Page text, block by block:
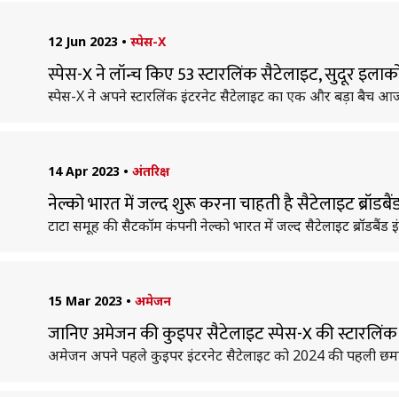
12 Jun 2023 • स्पेस-X
स्पेस-X ने लॉन्च किए 53 स्टारलिंक सैटेलाइट, सुदूर
स्पेस-X ने अपने स्टारलिंक इंटरनेट सैटेलाइट का एक और बड़ा बैच
14 Apr 2023 • अंतरिक्ष
नेल्को भारत में जल्द शुरू करना चाहती है सैटेलाइट
टाटा समूह की सैटकॉम कंपनी नेल्को भारत में जल्द सैटेलाइट ब्रॉडबैंड
15 Mar 2023 • अमेजन
जानिए अमेजन की कुइपर सैटेलाइट स्पेस-X की स्टारलिंक
अमेजन अपने पहले कुइपर इंटरनेट सैटेलाइट को 2024 की पहली